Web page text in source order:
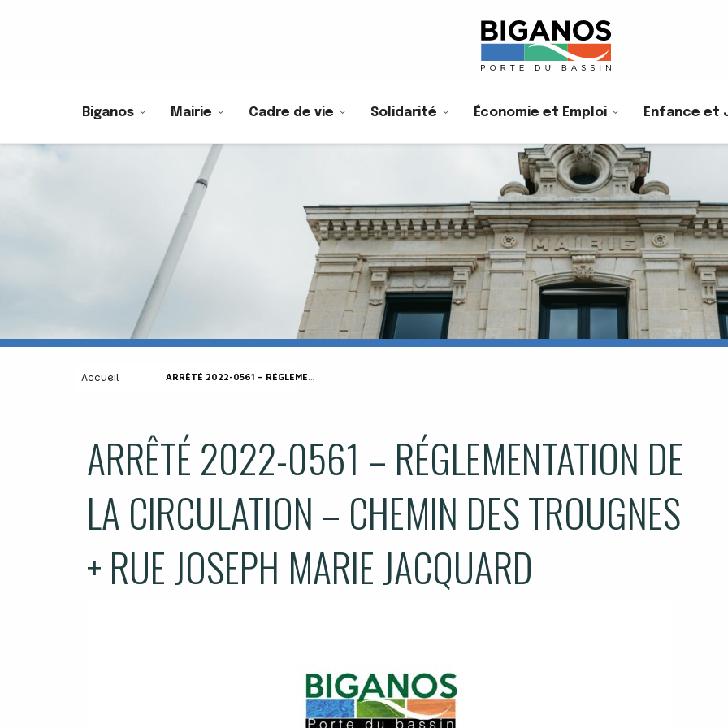
Biganos Mairie Cadre de vie Solidarité Économie et Emploi Enfance et
Accueil ARRÊTÉ 2022-0561 – RÉGLEMENTATION DE LA CIRCULATION – CHEMIN DES TROUGNES + RUE JOSEPH MARIE JACQUARD
ARRÊTÉ 2022-0561 – RÉGLEMENTATION DE
LA CIRCULATION – CHEMIN DES TROUGNES
+ RUE JOSEPH MARIE JACQUARD